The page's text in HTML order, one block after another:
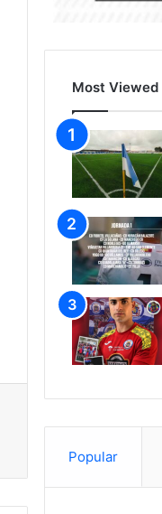
Most Viewed
Popular